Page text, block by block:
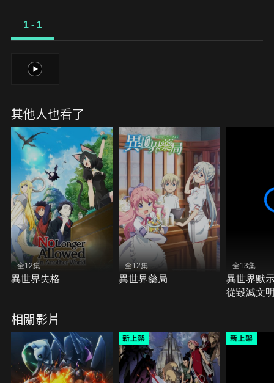
《Brain Burst 》。身為玩家的《超頻連線者 》們在
為據點的《黑暗星雲》內的其中一員。跟《軍團》隊
長的黑雪公主一起在涉谷區域進行《領土戰》。而
可思議現象，漸漸的發生在《加速世界》裡。被龍卷
風包圍的區域也變得不能《加速》了…到底《加速世
界》發生了什麼事呢？為了要找出原因春雪跟夥伴們
向黑色龍捲風邁進…
1 - 1
1
其他人也看了
全12集
異世界失格
全12集
異世界藥局
全13集
異世界默
從毀滅文
相關影片